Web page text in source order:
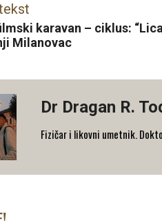
karavan – ciklus:
Milanovac
Dr Dragan R.
Fizičar i likovni umetnik.